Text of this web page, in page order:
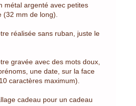
métal argenté avec petites
(32 mm de long).
réalisée sans ruban, juste le
gravée avec des mots doux,
une date, sur la face
caractères maximum).
cadeau pour un cadeau